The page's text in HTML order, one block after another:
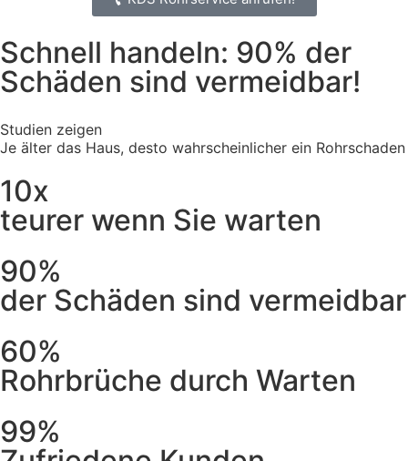
Schnell handeln: 90% der
Schäden sind vermeidbar!
Studien zeigen
Je älter das Haus, desto wahrscheinlicher ein Rohrschaden
10x
teurer wenn Sie warten
90%
der Schäden sind vermeidbar
60%
Rohrbrüche durch Warten
99%